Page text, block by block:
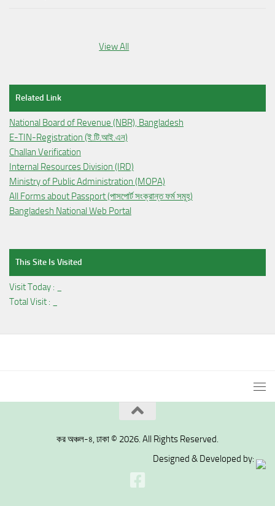
View All
Related Link
National Board of Revenue (NBR), Bangladesh
E-TIN-Registration (ই.টি.আই.এন)
Challan Verification
Internal Resources Division (IRD)
Ministry of Public Administration (MOPA)
All Forms about Passport (পাসপোর্ট সংক্রান্ত ফর্ম সমূহ)
Bangladesh National Web Portal
This Site Is Visited
Visit Today :
Total Visit :
কর অঞ্চল-৪, ঢাকা © 2026. All Rights Reserved.
Designed & Developed by: